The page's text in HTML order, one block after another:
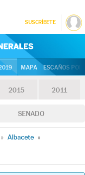
SUSCRÍBETE
MAPA ESCAÑOS
2015 2011
SENADO
» Albacete »